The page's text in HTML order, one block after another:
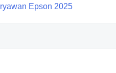
Epson 2025